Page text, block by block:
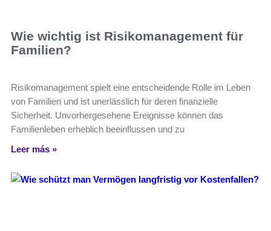
Wie wichtig ist Risikomanagement für
Familien?
Risikomanagement spielt eine entscheidende Rolle im Leben
von Familien und ist unerlässlich für deren finanzielle
Sicherheit. Unvorhergesehene Ereignisse können das
Familienleben erheblich beeinflussen und zu
Leer más »